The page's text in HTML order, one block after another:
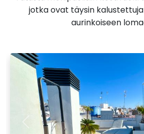
jotka ovat täysin
aurinkoiseen
Previous